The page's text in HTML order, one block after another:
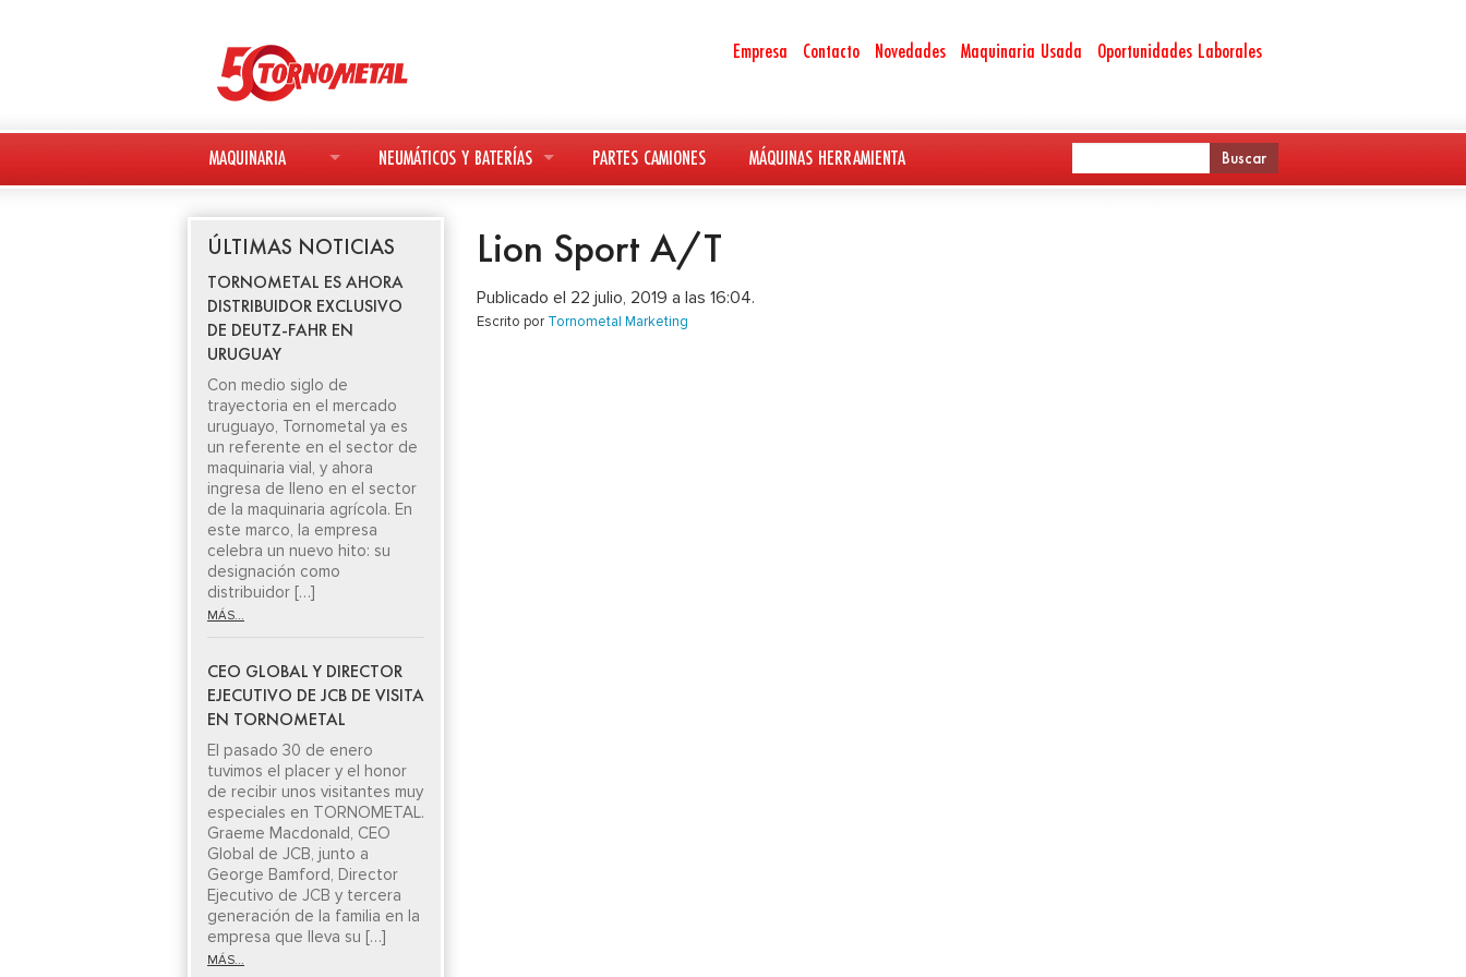
Empresa Contacto Novedades Maquinaria Usada Oportunidades Laborales
MAQUINARIA
MAQUINARIA NUEVA
MAQUINARIA USADA
DEUTZ-FAHR
AVANT
KESLA
NEUMÁTICOS Y BATERÍAS
NEUMÁTICOS
BATERÍAS
PARTES CAMIONES MÁQUINAS HERRAMIENTA
Lion Sport A/T
Publicado el 22 julio, 2019 a las 16:04.
Escrito por Tornometal Marketing
ÚLTIMAS NOTICIAS
TORNOMETAL ES AHORA
DISTRIBUIDOR EXCLUSIVO
DE DEUTZ-FAHR EN
URUGUAY
Con medio siglo de
trayectoria en el mercado
uruguayo, Tornometal ya es
un referente en el sector de
maquinaria vial, y ahora
ingresa de lleno en el sector
de la maquinaria agrícola. En
este marco, la empresa
celebra un nuevo hito: su
designación como
distribuidor […]
MÁS...
CEO GLOBAL Y DIRECTOR
EJECUTIVO DE JCB DE VISITA
EN TORNOMETAL
El pasado 30 de enero
tuvimos el placer y el honor
de recibir unos visitantes muy
especiales en TORNOMETAL.
Graeme Macdonald, CEO
Global de JCB, junto a
George Bamford, Director
Ejecutivo de JCB y tercera
generación de la familia en la
empresa que lleva su […]
MÁS...